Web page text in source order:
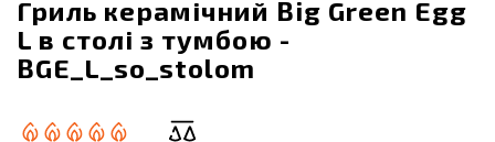
Гриль керамічний Big Green Egg
L в столі з тумбою -
BGE_L_so_stolom